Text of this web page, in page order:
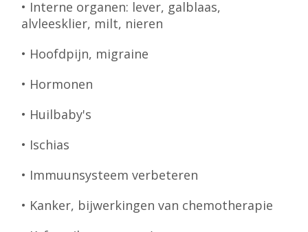
• Interne organen: lever, galblaas,
alvleesklier, milt, nieren
• Hoofdpijn, migraine
• Hormonen
• Huilbaby's
• Ischias
• Immuunsysteem verbeteren
• Kanker, bijwerkingen van chemotherapie